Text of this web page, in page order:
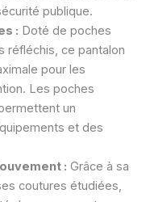
publique.
: Doté de poches
réfléchis, ce pantalon
pour les
Les poches
un
et des
: Grâce à sa
coutures étudiées,